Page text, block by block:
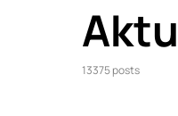
13375 posts